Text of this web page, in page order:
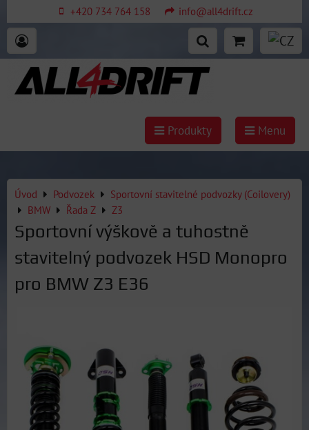
+420 734 764 158 info@all4drift.cz
Produkty Menu
Úvod Podvozek
Sportovní stavitelné podvozky (Coilovery)
BMW
Řada Z Z3
Sportovní výškově a tuhostně
stavitelný podvozek HSD Monopro
pro BMW Z3 E36